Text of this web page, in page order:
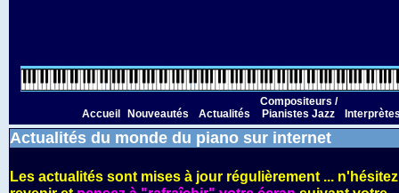
Accueil Nouveautés Actualités
Compositeurs /
Pianistes Jazz
Actualités du monde du piano sur internet
Les actualités sont mises à jour régulièrement ...